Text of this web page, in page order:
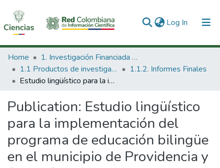
Log In (current)
Communities & Collections
All of DSpace
Home
1. Investigación Financiada con Recursos Públicos
1.1 Productos de investigación
1.1.2. Informes Finales
Estudio lingüístico para la implementación del programa de educación bilingüe en el municipio de Providencia y Santa Catalina
Publication: Estudio lingüístico
para la implementación del
programa de educación bilingüe
en el municipio de Providencia y